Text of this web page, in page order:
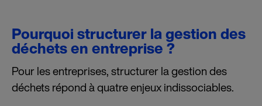
Pourquoi structurer la gestion des
déchets en entreprise ?
Pour les entreprises, structurer la gestion des
déchets répond à quatre enjeux indissociables.